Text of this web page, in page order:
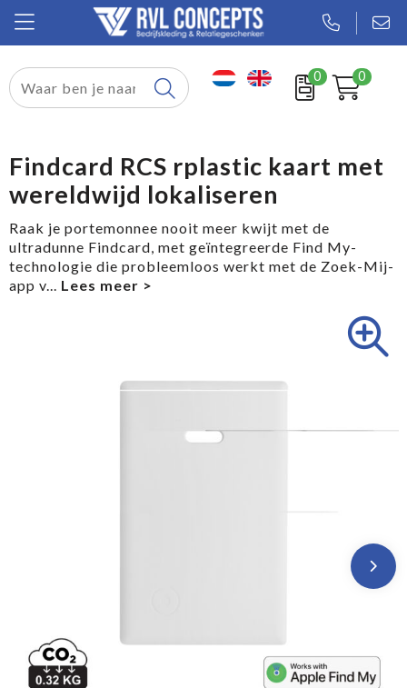
0 0
Relatiegeschenken
Tassen
Sport
Werkkleding
Findcard RCS rplastic kaart met
wereldwijd lokaliseren
Raak je portemonnee nooit meer kwijt met de
ultradunne Findcard, met geïntegreerde Find My-
technologie die probleemloos werkt met de Zoek-Mij-
app v...